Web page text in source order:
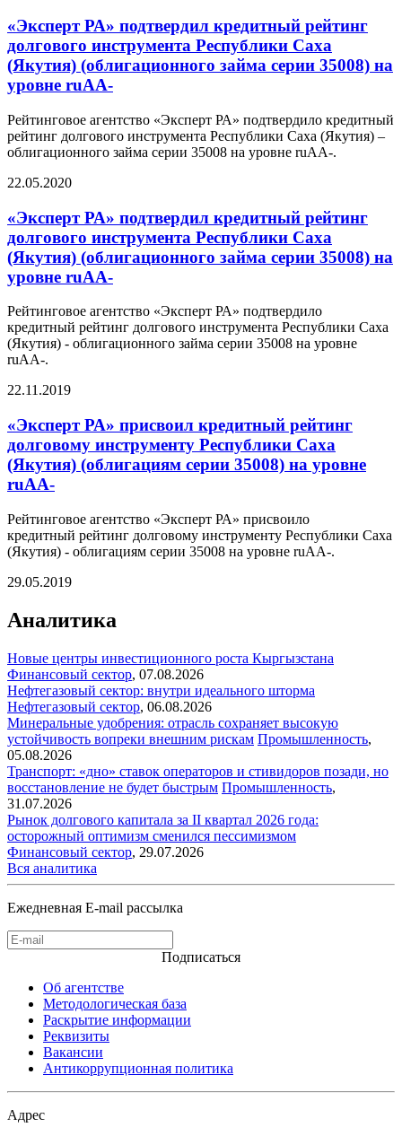
«Эксперт РА» подтвердил кредитный рейтинг
долгового инструмента Республики Саха
(Якутия) (облигационного займа серии 35008) на
уровне ruАА-
Рейтинговое агентство «Эксперт РА» подтвердило кредитный
рейтинг долгового инструмента Республики Саха (Якутия) –
облигационного займа серии 35008 на уровне ruАА-.
22.05.2020
«Эксперт РА» подтвердил кредитный рейтинг
долгового инструмента Республики Саха
(Якутия) (облигационного займа серии 35008) на
уровне ruАА-
Рейтинговое агентство «Эксперт РА» подтвердило
кредитный рейтинг долгового инструмента Республики Саха
(Якутия) - облигационного займа серии 35008 на уровне
ruАА-.
22.11.2019
«Эксперт РА» присвоил кредитный рейтинг
долговому инструменту Республики Саха
(Якутия) (облигациям серии 35008) на уровне
ruАА-
Рейтинговое агентство «Эксперт РА» присвоило
кредитный рейтинг долговому инструменту Республики Саха
(Якутия) - облигациям серии 35008 на уровне ruАА-.
29.05.2019
Аналитика
Новые центры инвестиционного роста Кыргызстана
Финансовый сектор, 07.08.2026
Нефтегазовый сектор: внутри идеального шторма
Нефтегазовый сектор, 06.08.2026
Минеральные удобрения: отрасль сохраняет высокую
устойчивость вопреки внешним рискам Промышленность,
05.08.2026
Транспорт: «дно» ставок операторов и стивидоров позади, но
восстановление не будет быстрым Промышленность,
31.07.2026
Рынок долгового капитала за II квартал 2026 года:
осторожный оптимизм сменился пессимизмом
Финансовый сектор, 29.07.2026
Вся аналитика
Ежедневная E-mail рассылка
Подписаться
Об агентстве
Методологическая база
Раскрытие информации
Реквизиты
Вакансии
Антикоррупционная политика
Адрес